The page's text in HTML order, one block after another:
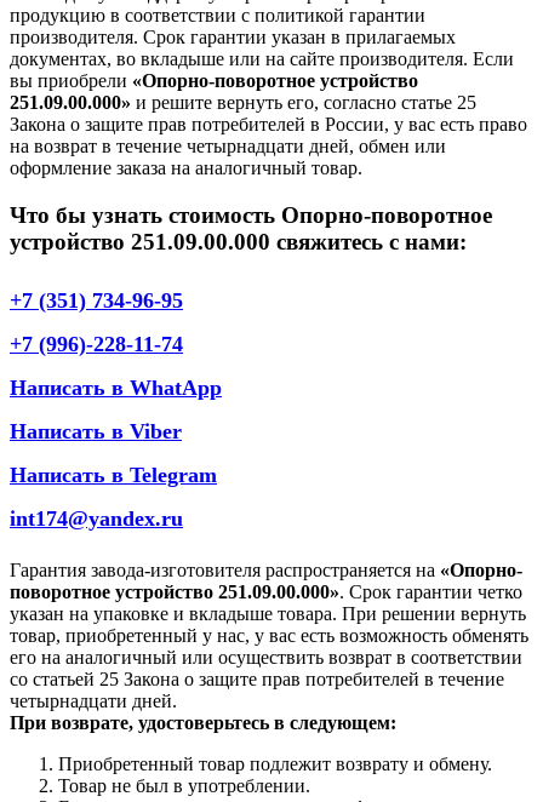
продукцию в соответствии с политикой гарантии
производителя. Срок гарантии указан в прилагаемых
документах, во вкладыше или на сайте производителя. Если
вы приобрели «Опорно-поворотное устройство
251.09.00.000» и решите вернуть его, согласно статье 25
Закона о защите прав потребителей в России, у вас есть право
на возврат в течение четырнадцати дней, обмен или
оформление заказа на аналогичный товар.
Что бы узнать стоимость Опорно-поворотное
устройство 251.09.00.000 свяжитесь с нами:
+7 (351) 734-96-95
+7 (996)-228-11-74
Написать в WhatApp
Написать в Viber
Написать в Telegram
int174@yandex.ru
Гарантия завода-изготовителя распространяется на «Опорно-
поворотное устройство 251.09.00.000». Срок гарантии четко
указан на упаковке и вкладыше товара. При решении вернуть
товар, приобретенный у нас, у вас есть возможность обменять
его на аналогичный или осуществить возврат в соответствии
со статьей 25 Закона о защите прав потребителей в течение
четырнадцати дней.
При возврате, удостоверьтесь в следующем:
Приобретенный товар подлежит возврату и обмену.
Товар не был в употреблении.